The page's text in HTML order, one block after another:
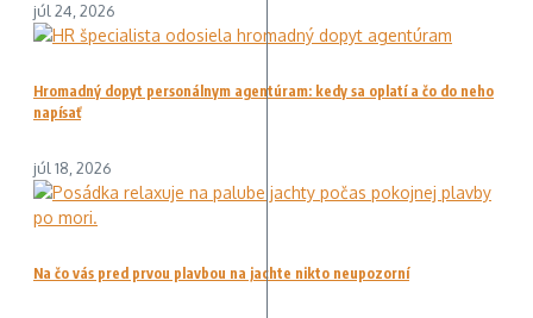
júl 24, 2026
Hromadný dopyt personálnym agentúram: kedy sa oplatí a čo do neho
napísať
júl 18, 2026
Na čo vás pred prvou plavbou na jachte nikto neupozorní